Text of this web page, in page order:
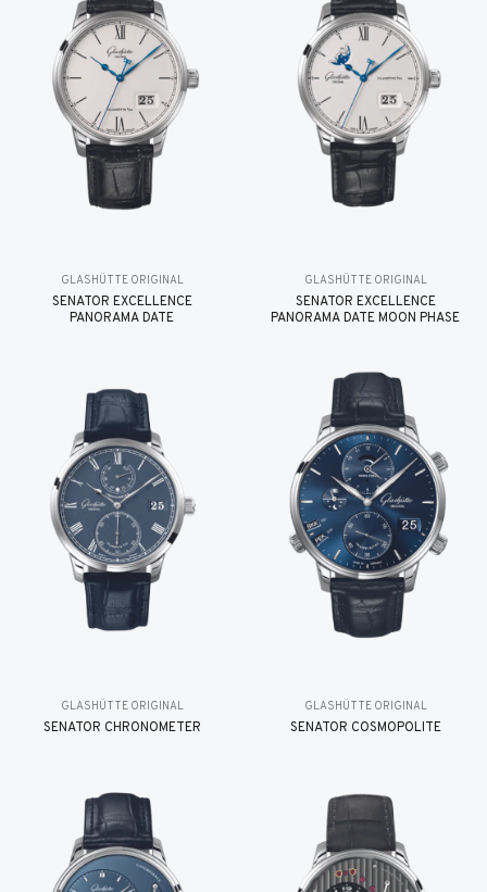
GLASHÜTTE ORIGINAL
SENATOR EXCELLENCE
PANORAMA DATE
GLASHÜTTE ORIGINAL
SENATOR EXCELLENCE
PANORAMA DATE MOON PHASE
GLASHÜTTE ORIGINAL
SENATOR CHRONOMETER
GLASHÜTTE ORIGINAL
SENATOR COSMOPOLITE